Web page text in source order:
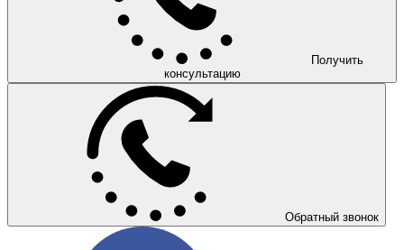
Получить
консультацию
Обратный звонок